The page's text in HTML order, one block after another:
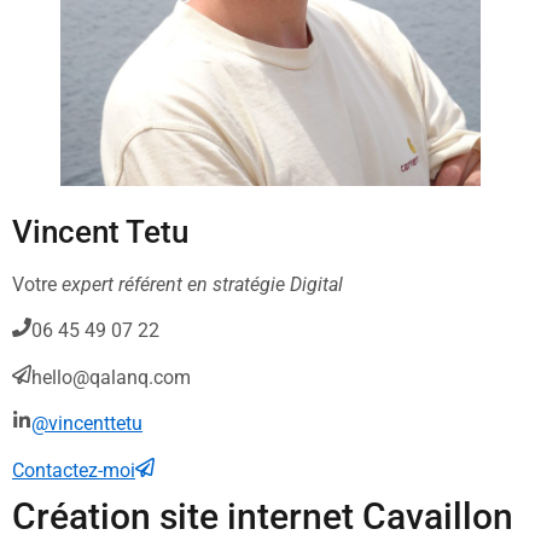
Vincent Tetu
Votre expert référent en stratégie Digital
06 45 49 07 22
hello@qalanq.com
@vincenttetu
Contactez-moi
Création site internet Cavaillon